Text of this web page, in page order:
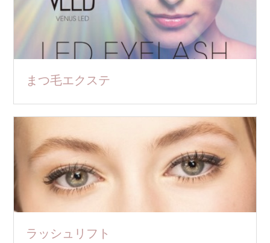
まつ毛エクステ
ラッシュリフト